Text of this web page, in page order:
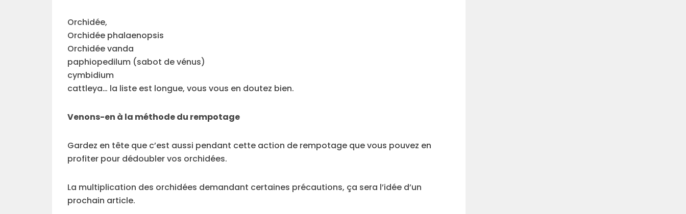
Orchidée,
Orchidée phalaenopsis
Orchidée vanda
paphiopedilum (sabot de vénus)
cymbidium
cattleya… la liste est longue, vous vous en doutez bien.
Venons-en à la méthode du rempotage
Gardez en tête que c’est aussi pendant cette action de rempotage que vous pouvez en
profiter pour dédoubler vos orchidées.
La multiplication des orchidées demandant certaines précautions, ça sera l’idée d’un
prochain article.